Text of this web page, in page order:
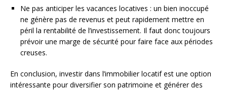
Ne pas anticiper les vacances locatives : un bien inoccupé
ne génère pas de revenus et peut rapidement mettre en
péril la rentabilité de l’investissement. Il faut donc toujours
prévoir une marge de sécurité pour faire face aux périodes
creuses.
En conclusion, investir dans l’immobilier locatif est une option
intéressante pour diversifier son patrimoine et générer des